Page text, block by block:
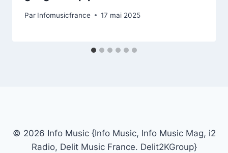
Par Infomusicfrance 17 mai 2025
© 2026 Info Music {Info Music, Info Music Mag, i2
Radio, Delit Music France. Delit2KGroup}